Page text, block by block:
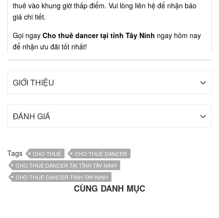
thuê vào khung giờ thấp điểm. Vui lòng liên hệ để nhận báo
giá chi tiết.
Gọi ngay Cho thuê dancer tại tỉnh Tây Ninh ngay hôm nay
để nhận ưu đãi tốt nhất!
GIỚI THIỆU
ĐÁNH GIÁ
Tags CHO THUÊ
CHO THUÊ DANCER
CHO THUÊ DANCER TẠI TỈNH TÂY NINH
CHO-THUE-DANCER-TINH-TAY-NINH
CÙNG DANH MỤC